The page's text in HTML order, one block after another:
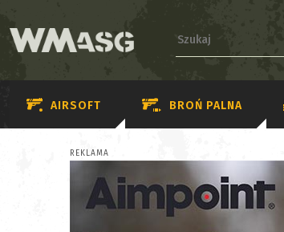
AIRSOFT BROŃ PALNA
REKLAMA